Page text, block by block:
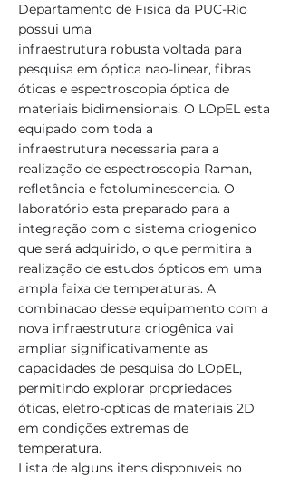
Departamento de Fısica da PUC-Rio
possui uma
infraestrutura robusta voltada para
pesquisa em óptica nao-linear, fibras
óticas e espectroscopia óptica de
materiais bidimensionais. O LOpEL esta
equipado com toda a
infraestrutura necessaria para a
realização de espectroscopia Raman,
refletância e fotoluminescencia. O
laboratório esta preparado para a
integração com o sistema criogenico
que será adquirido, o que permitira a
realização de estudos ópticos em uma
ampla faixa de temperaturas. A
combinacao desse equipamento com a
nova infraestrutura criogênica vai
ampliar significativamente as
capacidades de pesquisa do LOpEL,
permitindo explorar propriedades
óticas, eletro-opticas de materiais 2D
em condições extremas de
temperatura.
Lista de alguns itens disponıveis no